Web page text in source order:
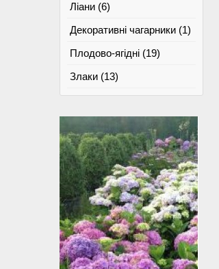
Ліани (6)
Декоративні чагарники (1)
Плодово-ягідні (19)
Злаки (13)